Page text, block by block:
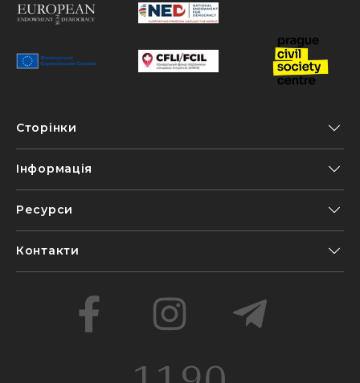
Сторінки
Інформація
Ресурси
Контакти